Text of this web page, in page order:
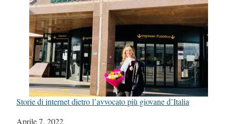
Storie di internet dietro l’avvocato più giovane d’Italia
Data
Aprile 7, 2022